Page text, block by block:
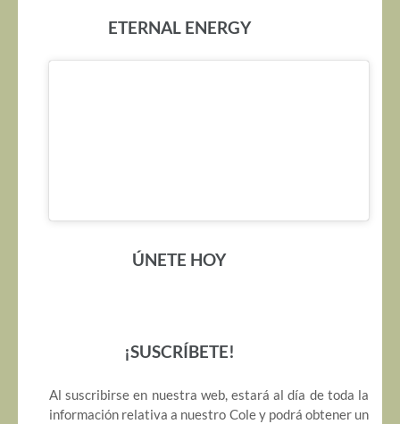
ETERNAL ENERGY
ÚNETE HOY
¡SUSCRÍBETE!
Al suscribirse en nuestra web, estará al día de toda la
información relativa a nuestro Cole y podrá obtener un